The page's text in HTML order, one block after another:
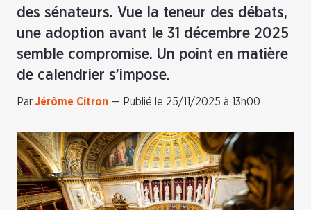
des sénateurs. Vue la teneur des débats,
une adoption avant le 31 décembre 2025
semble compromise. Un point en matière
de calendrier s’impose.
Par Jérôme Citron — Publié le 25/11/2025 à 13h00